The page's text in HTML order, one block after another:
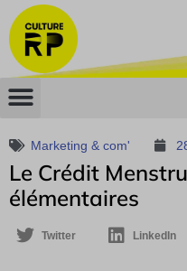
Marketing & com'
Le Crédit
élémentaires
Twitter LinkedIn